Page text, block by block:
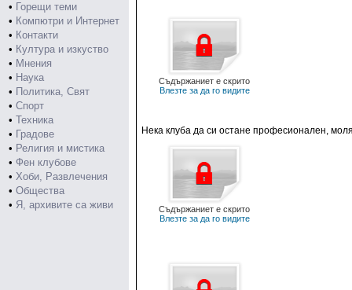
• Горещи теми
• Компютри и Интернет
• Контакти
• Култура и изкуство
• Мнения
• Наука
• Политика, Свят
• Спорт
• Техника
• Градове
• Религия и мистика
• Фен клубове
• Хоби, Развлечения
• Общества
• Я, архивите са живи
Съдържаниет е скрито
Влезте за да го видите
Нека клуба да си остане професионален,
Съдържаниет е скрито
Влезте за да го видите